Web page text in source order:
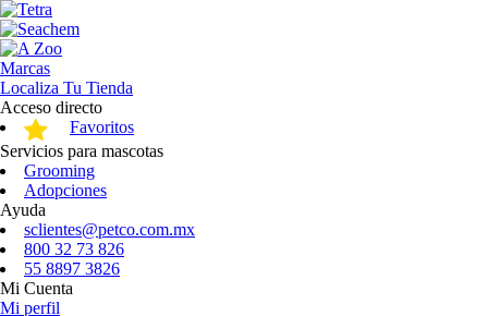
Marcas
Localiza Tu Tienda
Acceso directo
Favoritos
Servicios para mascotas
Grooming
Adopciones
Ayuda
sclientes@petco.com.mx
800 32 73 826
55 8897 3826
Mi Cuenta
Mi perfil